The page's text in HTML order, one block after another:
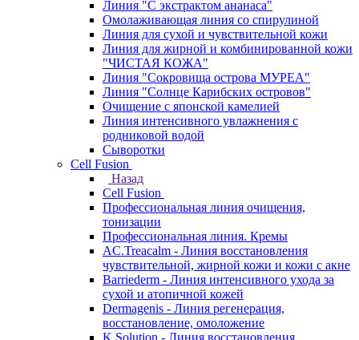
Линия "С экстрактом ананаса"
Омолаживающая линия со спирулиной
Линия для сухой и чувствительной кожи
Линия для жирной и комбинированной кожи
"ЧИСТАЯ КОЖА"
Линия "Сокровища острова МУРЕА"
Линия "Солнце Карибских островов"
Очищение с японской камелией
Линия интенсивного увлажнения с
родниковой водой
Сыворотки
Cell Fusion
Назад
Cell Fusion
Профессиональная линия очищения,
тонизации
Профессиональная линия. Кремы
AC.Treacalm - Линия восстановления
чувствительной, жирной кожи и кожи с акне
Barriederm - Линия интенсивного ухода за
сухой и атопичной кожей
Dermagenis - Линия регенерация,
восстановление, омоложение
K Solution - Линия восстановления